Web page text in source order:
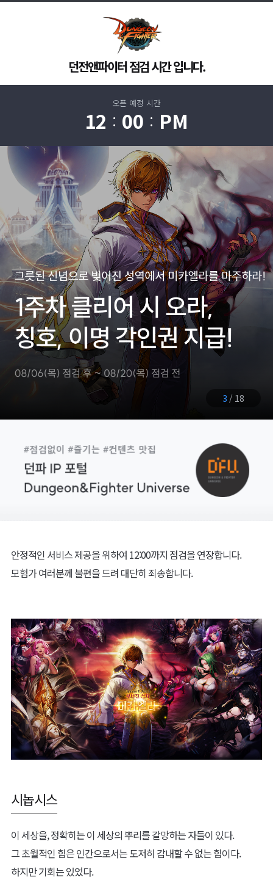
던전앤파이터 점검 시간 입니다.
오픈 예정 시간
12 00 PM
3 / 18
안정적인 서비스 제공을 위하여 12:00까지 점검을 연장합니다.
모험가 여러분께 불편을 드려 대단히 죄송합니다.
시놉시스
이 세상을, 정확히는 이 세상의 뿌리를 갈망하는 자들이 있다.
그 초월적인 힘은 인간으로서는 도저히 감내할 수 없는 힘이다.
하지만 기회는 있었다.